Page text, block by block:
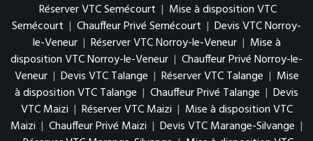
Réserver VTC Semécourt | Mise à disposition VTC
Semécourt | Chauffeur Privé Semécourt | Devis VTC Norroy-
le-Veneur | Réserver VTC Norroy-le-Veneur | Mise à
disposition VTC Norroy-le-Veneur | Chauffeur Privé Norroy-le-
Veneur | Devis VTC Talange | Réserver VTC Talange | Mise
à disposition VTC Talange | Chauffeur Privé Talange | Devis
VTC Maizi | Réserver VTC Maizi | Mise à disposition VTC
Maizi | Chauffeur Privé Maizi | Devis VTC Marange-Silvange |